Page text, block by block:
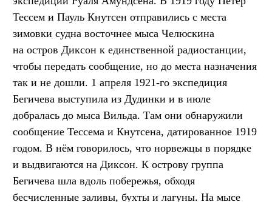
Тессем и Пауль Кнутсен отправились с места
зимовки судна восточнее мыса Челюскина
на остров Диксон к единственной радиостанции,
чтобы передать сообщение, но до места назначения
так и не дошли. 1 апреля 1921-го экспедиция
Бегичева выступила из Дудинки и в июле
добралась до мыса Вильда. Там они обнаружили
сообщение Тессема и Кнутсена, датированное 1919
годом. В нём говорилось, что норвежцы в порядке
и выдвигаются на Диксон. К острову группа
Бегичева шла вдоль побережья, обходя
бесчисленные заливы, бухты и лагуны. На мысе